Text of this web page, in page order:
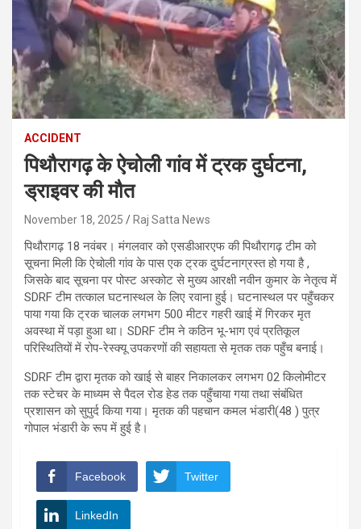
ACCIDENT
पिथौरागढ़ के ऐचोली गांव में ट्रक दुर्घटना,
ड्राइवर की मौत
November 18, 2025 Raj Satta News
पिथौरागढ़ 18 नवंबर। मंगलवार को एसडीआरएफ की पिथौरागढ़ टीम को
सूचना मिली कि ऐचोली गांव के पास एक ट्रक दुर्घटनाग्रस्त हो गया है ,
जिसके बाद सूचना पर पोस्ट अस्कोट से मुख्य आरक्षी नवीन कुमार के नेतृत्व में
SDRF टीम तत्काल घटनास्थल के लिए रवाना हुई। घटनास्थल पर पहुँचकर
पाया गया कि ट्रक चालक लगभग 500 मीटर गहरी खाई में गिरकर मृत
अवस्था में पड़ा हुआ था। SDRF टीम ने कठिन भू-भाग एवं प्रतिकूल
परिस्थितियों में रोप-रेस्क्यू उपकरणों की सहायता से मृतक तक पहुँच बनाई।
SDRF टीम द्वारा मृतक को खाई से बाहर निकालकर लगभग 02 किलोमीटर
तक स्टेचर के माध्यम से पैदल रोड हेड तक पहुँचाया गया तथा संबंधित
प्रशासन को सुपुर्द किया गया। मृतक की पहचान कमल भंडारी(48 ) पुत्र
गोपाल भंडारी के रूप में हुई है।
Facebook Twitter
LinkedIn